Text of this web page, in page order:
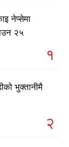
नेप्सेमा
२५
१
भुक्तानीमै
२